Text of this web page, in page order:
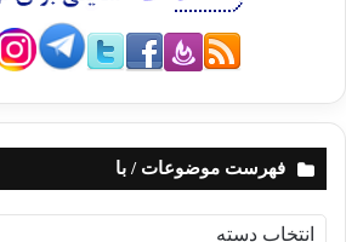
فهرست موضوعات / با